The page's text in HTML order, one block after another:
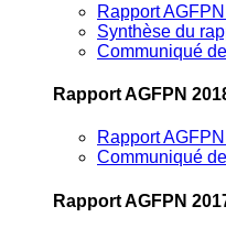
Rapport
Synthèse du
Communiqué
Rapport AGFPN
Rapport
Communiqué
Rapport AGFPN